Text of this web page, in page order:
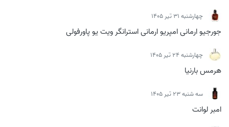
چهارشنبه 31 تیر 1405
جورجیو ارمانی امپریو ارمانی استرانگر ویت یو پاورفولی
چهارشنبه 24 تیر 1405
هرمس بارنیا
سه شنبه 23 تیر 1405
امبر لوانت